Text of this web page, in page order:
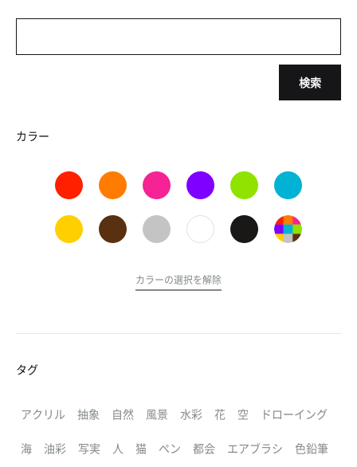
検索
カラー
カラーの選択を解除
タグ
アクリル 抽象 自然 風景 水彩 花 空 ドローイング
海 油彩 写実 人 猫 ペン 都会 エアブラシ 色鉛筆